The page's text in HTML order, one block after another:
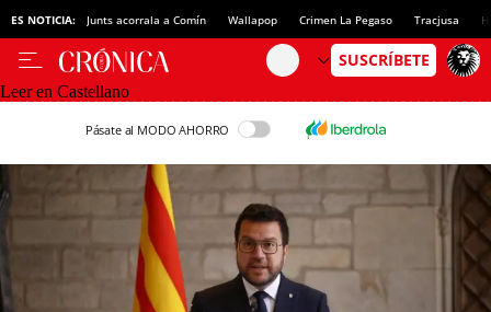
ES NOTICIA: Junts acorrala a Comín Wallapop Crimen La Pegaso Tracjusa
Leer en Castellano
Pásate al MODO AHORRO